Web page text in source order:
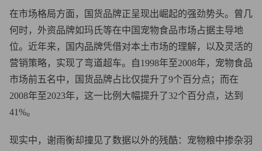
在市场格局方面，国货品牌正呈现出崛起的强劲势头。曾几
何时，外资品牌如玛氏等在中国宠物食品市场占据主导地
位。近年来，国内品牌凭借对本土市场的理解，以及灵活的
营销策略，实现了弯道超车。自1998年至2008年，宠物食品
市场前五名中，国货品牌占比仅提升了9个百分点；而在
2008年至2023年，这一比例大幅提升了32个百分点，达到
41%。
现实中，谢雨衡却撞见了数据以外的残酷：宠物粮中掺杂羽